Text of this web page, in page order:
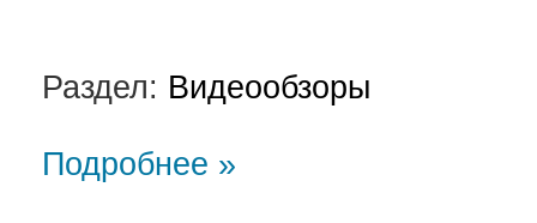
Раздел: Видеообзоры
Подробнее »